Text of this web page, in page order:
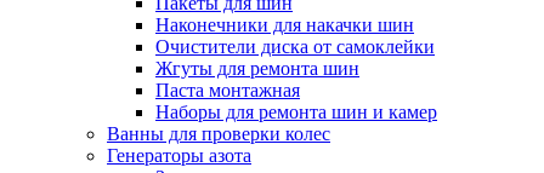
Наконечники для накачки шин
Очистители диска от самоклейки
Жгуты для ремонта шин
Паста монтажная
Наборы для ремонта шин и камер
Ванны для проверки колес
Генераторы азота